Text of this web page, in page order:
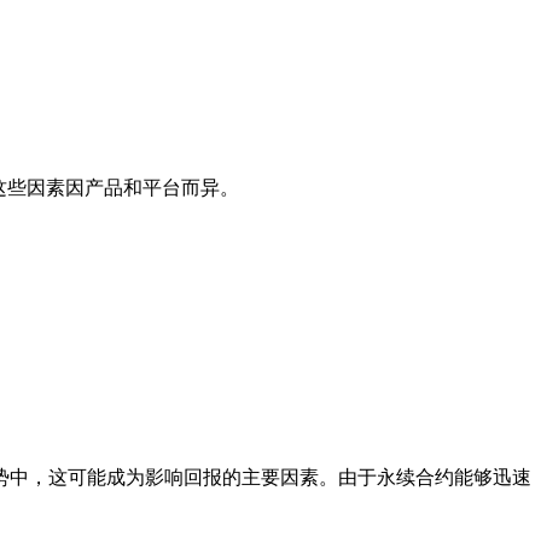
因素因产品和平台而异。
，这可能成为影响回报的主要因素。由于永续合约能够迅速